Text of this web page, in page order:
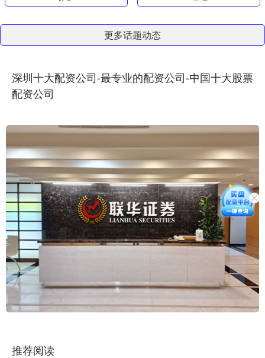
更多话题动态
深圳十大配资公司-最专业的配资公司-中国十大股票
配资公司
推荐阅读